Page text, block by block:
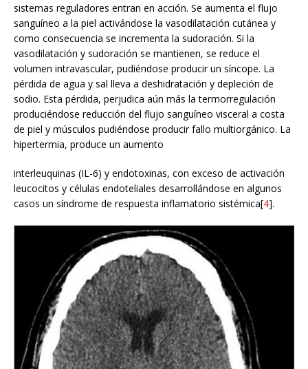
sistemas reguladores entran en acción. Se aumenta el flujo
sanguíneo a la piel activándose la vasodilatación cutánea y
como consecuencia se incrementa la sudoración. Si la
vasodilatación y sudoración se mantienen, se reduce el
volumen intravascular, pudiéndose producir un síncope. La
pérdida de agua y sal lleva a deshidratación y depleción de
sodio. Esta pérdida, perjudica aún más la termorregulación
produciéndose reducción del flujo sanguíneo visceral a costa
de piel y músculos pudiéndose producir fallo multiorgánico. La
hipertermia, produce un aumento
interleuquinas (IL-6) y endotoxinas, con exceso de activación
leucocitos y células endoteliales desarrollándose en algunos
casos un síndrome de respuesta inflamatorio sistémica[4].